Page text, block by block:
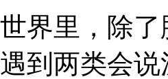
界里，除
到两类会